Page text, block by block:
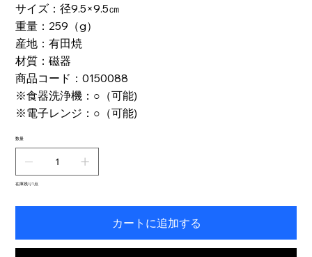
価
格
ル
価
格
サイズ：径9.5×9.5㎝
重量：259（g）
産地：有田焼
材質：磁器
商品コード：0150088
※食器洗浄機：○（可能)
※電子レンジ：○（可能)
数量
在庫残り1点
カートに追加する